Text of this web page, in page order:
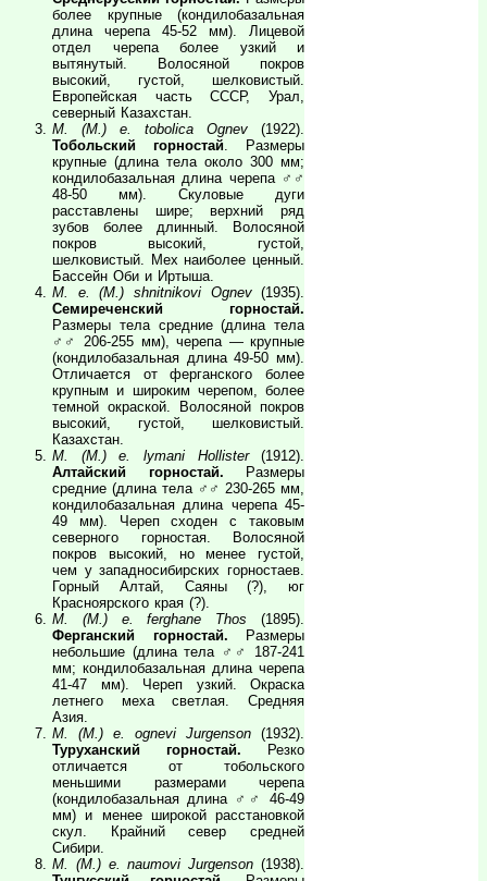
более крупные (кондилобазальная
длина черепа 45-52 мм). Лицевой
отдел черепа более узкий и
вытянутый. Волосяной покров
высокий, густой, шелковистый.
Европейская часть СССР, Урал,
северный Казахстан.
M. (M.) e. tobolica Ognev (1922).
Тобольский горностай. Размеры
крупные (длина тела около 300 мм;
кондилобазальная длина черепа ♂♂
48-50 мм). Скуловые дуги
расставлены шире; верхний ряд
зубов более длинный. Волосяной
покров высокий, густой,
шелковистый. Мех наиболее ценный.
Бассейн Оби и Иртыша.
M. e. (M.) shnitnikovi Ognev(1935).
Семиреченский горностай.
Размеры тела средние (длина тела
♂♂ 206-255 мм), черепа — крупные
(кондилобазальная длина 49-50 мм).
Отличается от ферганского более
крупным и широким черепом, более
темной окраской. Волосяной покров
высокий, густой, шелковистый.
Казахстан.
M. (M.) e. lymani Hollister(1912).
Алтайский горностай. Размеры
средние (длина тела ♂♂ 230-265 мм,
кондилобазальная длина черепа 45-
49 мм). Череп сходен с таковым
северного горностая. Волосяной
покров высокий, но менее густой,
чем у западносибирских горностаев.
Горный Алтай, Саяны (?), юг
Красноярского края (?).
M. (M.) e. ferghane Thos (1895).
Ферганский горностай. Размеры
небольшие (длина тела ♂♂ 187-241
мм; кондилобазальная длина черепа
41-47 мм). Череп узкий. Окраска
летнего меха светлая. Средняя
Азия.
M. (M.) e. ognevi Jurgenson (1932).
Туруханский горностай. Резко
отличается от тобольского
меньшими размерами черепа
(кондилобазальная длина ♂♂ 46-49
мм) и менее широкой расстановкой
скул. Крайний север средней
Сибири.
M. (M.) e. naumovi Jurgenson (1938).